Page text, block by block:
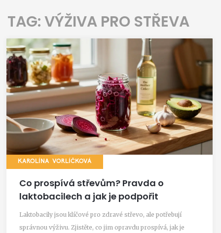
TAG: VÝŽIVA PRO STŘEVA
KAROLÍNA VORLÍČKOVÁ
Co prospívá střevům? Pravda o
laktobacilech a jak je podpořit
Laktobacily jsou klíčové pro zdravé střevo, ale potřebují
správnou výživu. Zjistěte, co jim opravdu prospívá, jak je